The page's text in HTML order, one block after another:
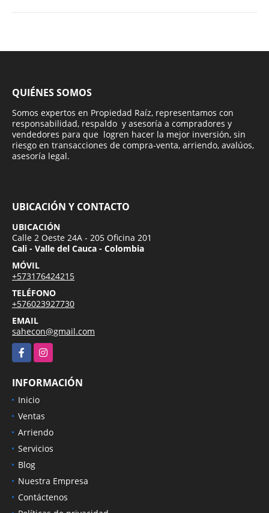
QUIÉNES SOMOS
Somos expertos en Propiedad Raíz, representamos con
responsabilidad, respaldo y asesoría a compradores y
vendedores para que logren hacer la mejor inversión, sin
riesgo en transacciones de compra-venta, arriendo, avalúos,
asesoría legal.
UBICACIÓN Y CONTACTO
UBICACIÓN
Calle 2 Oeste 24A - 205 Oficina 201
Cali - Valle del Cauca - Colombia
MÓVIL
+573176424215
TELÉFONO
+576023927730
EMAIL
sahecon@gmail.com
FacebookInstagram
INFORMACIÓN
Inicio
Ventas
Arriendo
Servicios
Blog
Nuestra Empresa
Contáctenos